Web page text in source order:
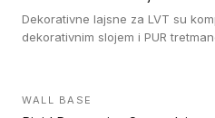
Dekorativne lajsne za LVT su
dekorativnim slojem i PUR
WALL BASE